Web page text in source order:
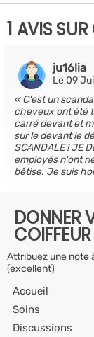
1 AVIS
ju16lia
Le 09
C'est un
cheveux ont été
carré devant et
sur le devant le
SCANDALE ! JE
employés n'ont
bêtise. Je suis
DONNER
COIFFEUR
Attribuez une note
(excellent)
Accueil
Soins
Discussions